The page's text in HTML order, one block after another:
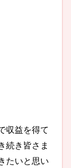
収益を得て
続き皆さま
たいと思い